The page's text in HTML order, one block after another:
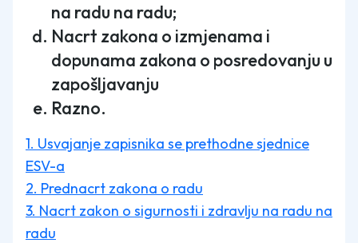
na radu na radu;
Nacrt zakona o izmjenama i
dopunama zakona o posredovanju u
zapošljavanju
Razno.
1. Usvajanje zapisnika se prethodne sjednice
ESV-a
2. Prednacrt zakona o radu
3. Nacrt zakon o sigurnosti i zdravlju na radu na
radu